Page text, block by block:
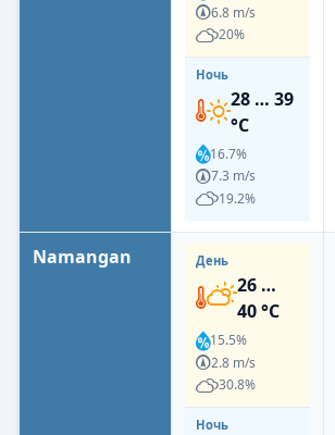
6.8 m/s
20%
Ночь
28 … 39
°C
16.7%
7.3 m/s
19.2%
Namangan День
26 …
40 °C
15.5%
2.8 m/s
30.8%
Ночь